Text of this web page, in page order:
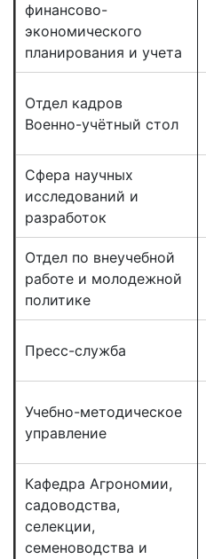
финансово-
экономического
планирования и учета
Отдел кадров
Военно-учётный стол
Сфера научных
исследований и
разработок
Отдел по внеучебной
работе и молодежной
политике
Пресс-служба
Учебно-методическое
управление
Кафедра Агрономии,
садоводства,
селекции,
семеноводства и